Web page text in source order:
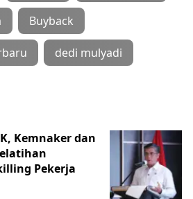
Buyback
dedi mulyadi
Kemnaker dan
Pekerja